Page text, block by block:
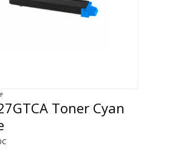
Toner Cyan